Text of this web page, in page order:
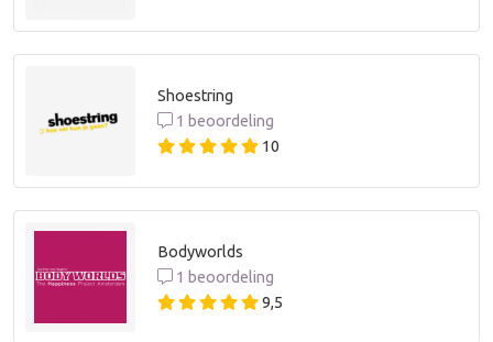
Shoestring
1 beoordeling
10
Bodyworlds
1 beoordeling
9,5